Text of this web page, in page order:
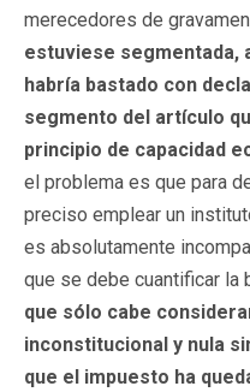
merecedores de
estuviese segmentada,
habría bastado con
segmento del artículo
principio de capacidad
el problema es que para
preciso emplear un
es absolutamente
que se debe cuantificar la
que sólo cabe
inconstitucional y nula
que el impuesto ha